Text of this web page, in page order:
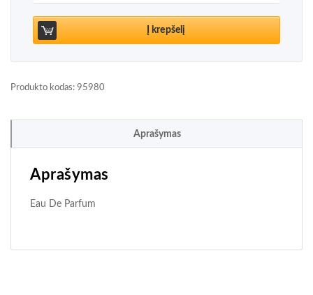
Į krepšelį
Produkto kodas: 95980
Aprašymas
Aprašymas
Eau De Parfum